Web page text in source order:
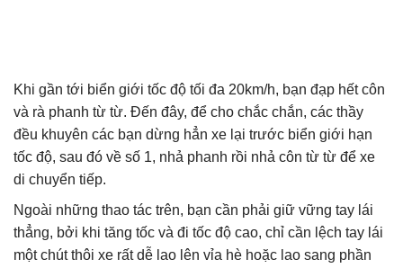
Khi gần tới biển giới tốc độ tối đa 20km/h, bạn đạp hết côn
và rà phanh từ từ. Đến đây, để cho chắc chắn, các thầy
đều khuyên các bạn dừng hẳn xe lại trước biển giới hạn
tốc độ, sau đó về số 1, nhả phanh rồi nhả côn từ từ để xe
di chuyển tiếp.
Ngoài những thao tác trên, bạn cần phải giữ vững tay lái
thẳng, bởi khi tăng tốc và đi tốc độ cao, chỉ cần lệch tay lái
một chút thôi xe rất dễ lao lên vỉa hè hoặc lao sang phần